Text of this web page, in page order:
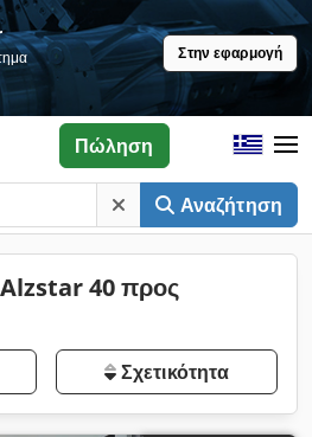
Στην εφαρμογή
Αναζήτηση
Πώληση
Alzstar 40 προς
Σχετικότητα